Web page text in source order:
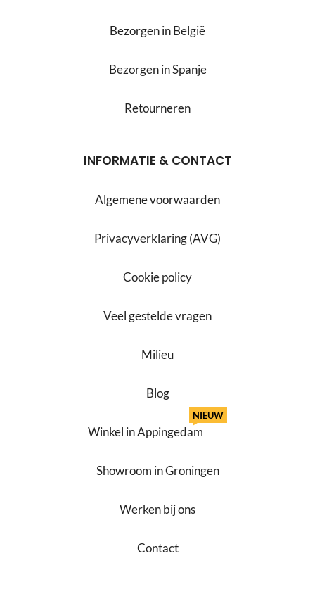
Bezorgen in België
Bezorgen in Spanje
Retourneren
INFORMATIE & CONTACT
Algemene voorwaarden
Privacyverklaring (AVG)
Cookie policy
Veel gestelde vragen
Milieu
Blog
Winkel in Appingedam
NIEUW
Showroom in Groningen
Werken bij ons
Contact